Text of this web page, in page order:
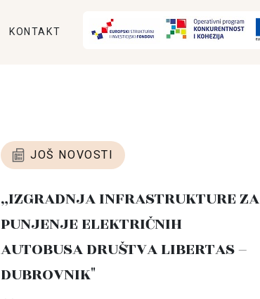
KONTAKT
JOŠ NOVOSTI
„IZGRADNJA INFRASTRUKTURE ZA
PUNJENJE ELEKTRIČNIH
AUTOBUSA DRUŠTVA LIBERTAS –
DUBROVNIK"